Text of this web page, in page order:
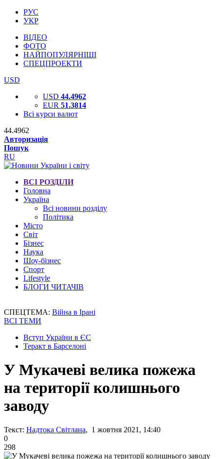
РУС
УКР
ВІДЕО
ФОТО
НАЙПОПУЛЯРНІШІ
СПЕЦПРОЕКТИ
USD
USD 44.4962
EUR 51.3814
Всі курси валют
44.4962
Авторизація
Пошук
RU
ВСІ РОЗДІЛИ
Головна
Україна
Всі новини розділу
Політика
Місто
Світ
Бізнес
Наука
Шоу-бізнес
Спорт
Lifestyle
БЛОГИ ЧИТАЧІВ
СПЕЦТЕМА: Війна в Ірані
ВСІ ТЕМИ
Вступ України в ЄС
Теракт в Барселоні
У Мукачеві велика пожежа
на території колишнього
заводу
Текст: Надтока Світлана, 1 жовтня 2021, 14:40
0
298